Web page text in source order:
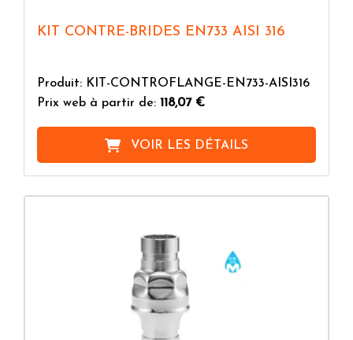
KIT CONTRE-BRIDES EN733 AISI 316
Produit: KIT-CONTROFLANGE-EN733-AISI316
Prix web à partir de: 118,07 €
VOIR LES DÉTAILS